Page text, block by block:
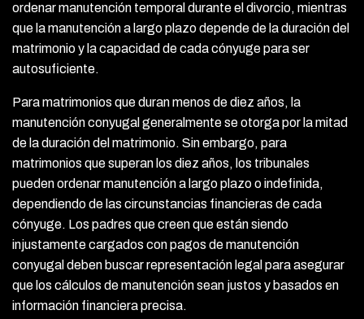
ordenar manutención temporal durante el divorcio, mientras
que la manutención a largo plazo depende de la duración del
matrimonio y la capacidad de cada cónyuge para ser
autosuficiente.
Para matrimonios que duran menos de diez años, la
manutención conyugal generalmente se otorga por la mitad
de la duración del matrimonio. Sin embargo, para
matrimonios que superan los diez años, los tribunales
pueden ordenar manutención a largo plazo o indefinida,
dependiendo de las circunstancias financieras de cada
cónyuge. Los padres que creen que están siendo
injustamente cargados con pagos de manutención
conyugal deben buscar representación legal para asegurar
que los cálculos de manutención sean justos y basados en
información financiera precisa.